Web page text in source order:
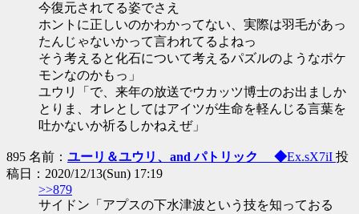
今復元されてる姿でさえ
ホントに正しいのかわかってない、実際は羽毛があっ
たんじゃないかって言われてるよねっ
そう考えると化石について考えるパズルのようなポケ
モンなのかもっ」
ユウリ「で、来年の放送でウカッツ博士のお出ましか
とりま、オレとしてはアイツが生命を軽んじる言葉を
吐かないか祈るしかねえぜ」
895 名前： ユーリ＆ユウリ、and パトリック ◆Ex.sX7iI 投
稿日：2020/12/13(Sun) 17:19
>>879
サイドン「アプスの下水津波という技を知っておる